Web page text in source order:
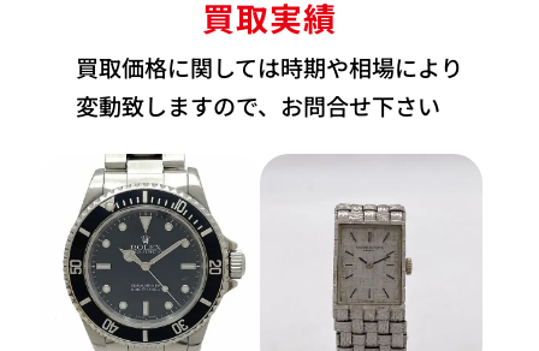
買取実績
買取価格に関しては時期や相場により
変動致しますので、お問合せ下さい